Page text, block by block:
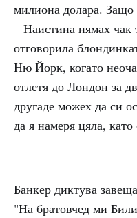
милиона долара.
– Наистина нямах чак
отговорила
Ню Йорк, когато
отлетя до Лондон за
другаде можех да си
да я намеря цяла, като
Банкер диктува
"На братовчед ми